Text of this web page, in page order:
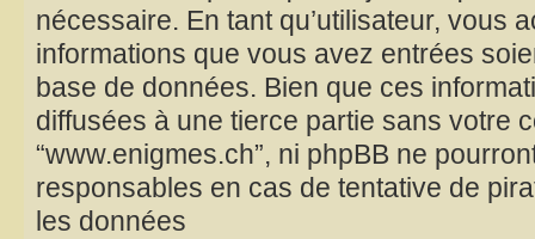
nécessaire. En tant qu’utilisateur, vous
informations que vous avez entrées
base de données. Bien que ces
diffusées à une tierce partie sans votre
“www.enigmes.ch”, ni phpBB ne
responsables en cas de tentative de
les données